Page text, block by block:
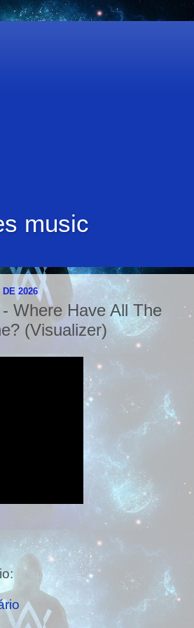
music
2026
Where Have All The
(Visualizer)